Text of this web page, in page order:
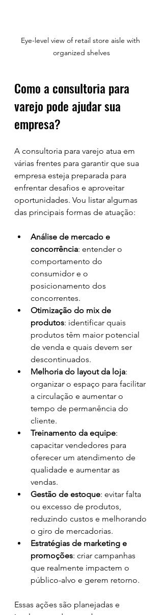
Eye-level view of retail store aisle with
organized shelves
Como a consultoria para
varejo pode ajudar sua
empresa?
A consultoria para varejo atua em
várias frentes para garantir que sua
empresa esteja preparada para
enfrentar desafios e aproveitar
oportunidades. Vou listar algumas
das principais formas de atuação:
Análise de mercado e
concorrência: entender o
comportamento do
consumidor e o
posicionamento dos
concorrentes.
Otimização do mix de
produtos: identificar quais
produtos têm maior potencial
de venda e quais devem ser
descontinuados.
Melhoria do layout da loja:
organizar o espaço para facilitar
a circulação e aumentar o
tempo de permanência do
cliente.
Treinamento da equipe:
capacitar vendedores para
oferecer um atendimento de
qualidade e aumentar as
vendas.
Gestão de estoque: evitar falta
ou excesso de produtos,
reduzindo custos e melhorando
o giro de mercadorias.
Estratégias de marketing e
promoções: criar campanhas
que realmente impactem o
público-alvo e gerem retorno.
Essas ações são planejadas e